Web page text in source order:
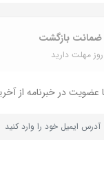
مهلت دارید
عضویت در خبرنامه از آخرین اخبار و